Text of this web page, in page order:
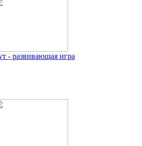
- развивающая игра